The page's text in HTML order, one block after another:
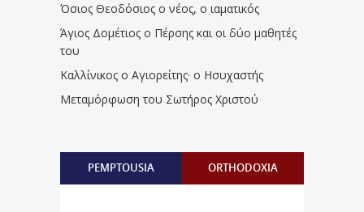
Όσιος Θεοδόσιος ο νέος, ο ιαματικός
Άγιος Δομέτιος ο Πέρσης και οι δύο μαθητές
του
Καλλίνικος ο Αγιορείτης · ο Ησυχαστής
Μεταμόρφωση του Σωτήρος Χριστού
PEMPTOUSIA ORTHODOXIA